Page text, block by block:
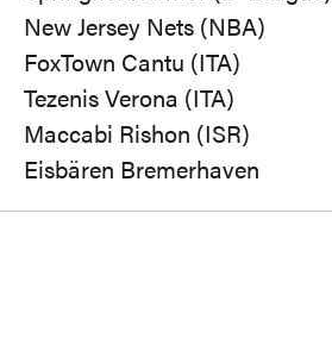
New Jersey Nets (NBA)
FoxTown Cantu (ITA)
Tezenis Verona (ITA)
Maccabi Rishon (ISR)
Eisbären Bremerhaven